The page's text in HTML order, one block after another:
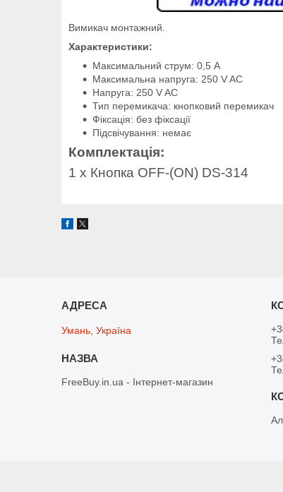
Вимикач монтажний.
Характеристики:
Максимальний струм: 0,5 А
Максимальна напруга: 250 V AC
Напруга: 250 V AC
Тип перемикача: кнопковий перемикач
Фіксація: без фіксації
Підсвічування: немає
Комплектація:
1 х Кнопка OFF-(ON) DS-314
Умань, Україна
FreeBuy.in.ua - Інтернет-магазин